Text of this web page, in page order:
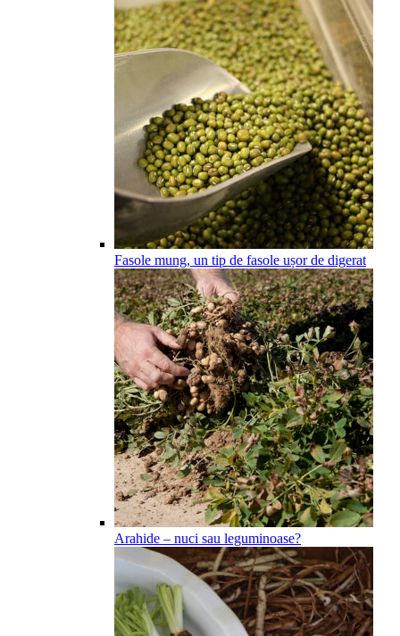
Fasole mung, un tip de fasole ușor de digerat
Arahide – nuci sau leguminoase?